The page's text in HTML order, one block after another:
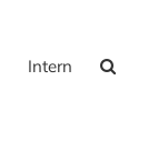
Intern